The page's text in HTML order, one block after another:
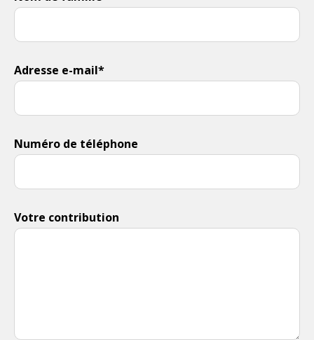
Adresse e-mail*
Numéro de téléphone
Votre contribution